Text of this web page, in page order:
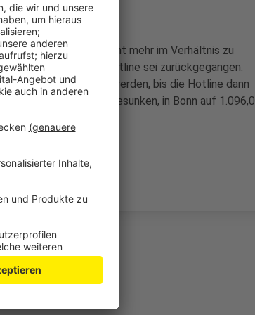
Erfassung nicht mehr im Verhältnis zu
Corona-Hotline sei zurückgegangen.
für Schritt reduziert werden, bis die Hotline dann
sind weiter gesunken, in Bonn auf 1.096,0